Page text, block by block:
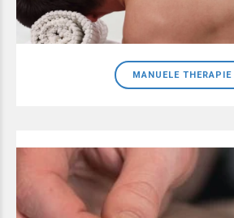
MANUELE THERAPIE